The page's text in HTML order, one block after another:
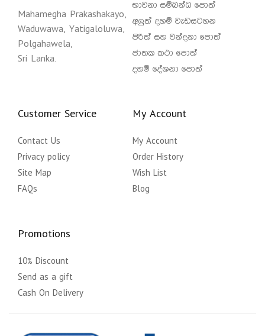
Mahamegha Prakashakayo,
Waduwawa, Yatigaloluwa,
Polgahawela,
Sri Lanka.
භාවනා සම්බන්ධ පොත්
අලුත් දහම් වැඩසටහන
පිරිත් සහ වන්දනා පොත්
ජාතක කථා පොත්
දහම් දේශනා පොත්
Customer Service
Contact Us
Privacy policy
Site Map
FAQs
My Account
My Account
Order History
Wish List
Blog
Promotions
10% Discount
Send as a gift
Cash On Delivery